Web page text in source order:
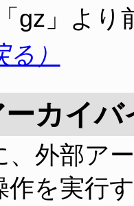
gz」より
）
カイ
、外部ア
作を実行